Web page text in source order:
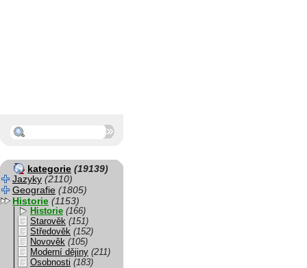
kategorie (19139)
Jazyky (2110)
Geografie (1805)
Historie (1153)
Historie (166)
Starověk (151)
Středověk (152)
Novověk (105)
Moderní dějiny (211)
Osobnosti (183)